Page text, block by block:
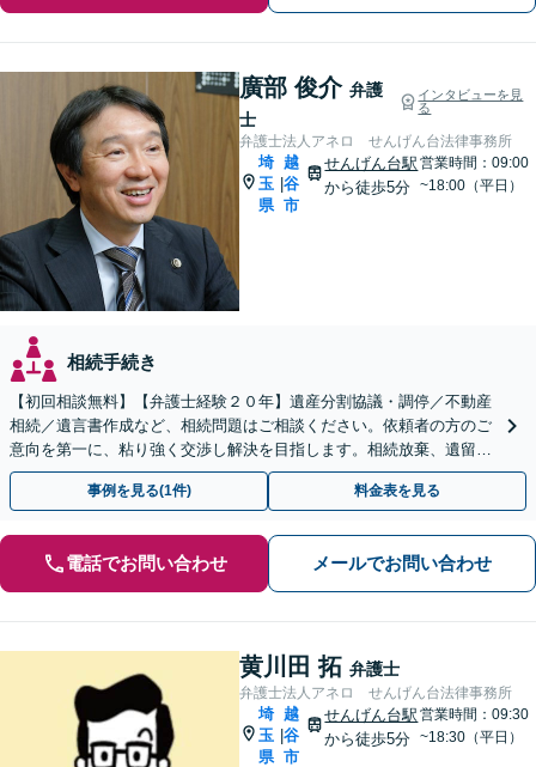
廣部 俊介 弁護
士
インタビューを見
る
弁護士法人アネロ せんげん台法律事務所
埼
玉
県
|
越
谷
市
せんげん台駅
から徒歩5分
営業時間：09:00
~18:00（平日）
相続手続き
【初回相談無料】【弁護士経験２０年】遺産分割協議・調停／不動産
相続／遺言書作成など、相続問題はご相談ください。依頼者の方のご
意向を第一に、粘り強く交渉し解決を目指します。相続放棄、遺留分
侵害額請求もお任せください【せんげん台駅5分】
事例を見る(1件) 料金表を見る
電話でお問い合わせ メールでお問い合わせ
黄川田 拓 弁護士
弁護士法人アネロ せんげん台法律事務所
埼
玉
県
|
越
谷
市
せんげん台駅
から徒歩5分
営業時間：09:30
~18:30（平日）